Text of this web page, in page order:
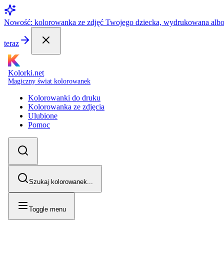
Nowość: kolorowanka ze zdjęć Twojego dziecka, wydrukowana
teraz
Kolorki.net
Magiczny świat kolorowanek
Kolorowanki do druku
Kolorowanka ze zdjęcia
Ulubione
Pomoc
Szukaj kolorowanek...
Toggle menu